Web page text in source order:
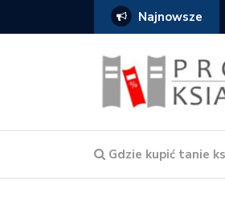
Najnowsze
Gdzie kupić tanie